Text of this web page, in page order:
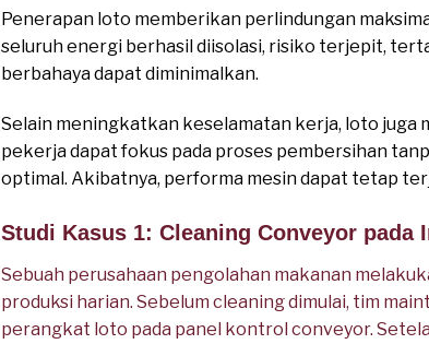
Penerapan loto memberikan perlindungan
seluruh energi berhasil diisolasi, risiko terjepit,
berbahaya dapat diminimalkan.
Selain meningkatkan keselamatan kerja, loto
pekerja dapat fokus pada proses pembersihan
optimal. Akibatnya, performa mesin dapat tetap
Studi Kasus 1: Cleaning Conveyor pada
Sebuah perusahaan pengolahan makanan
produksi harian. Sebelum cleaning dimulai, tim
perangkat loto pada panel kontrol conveyor.